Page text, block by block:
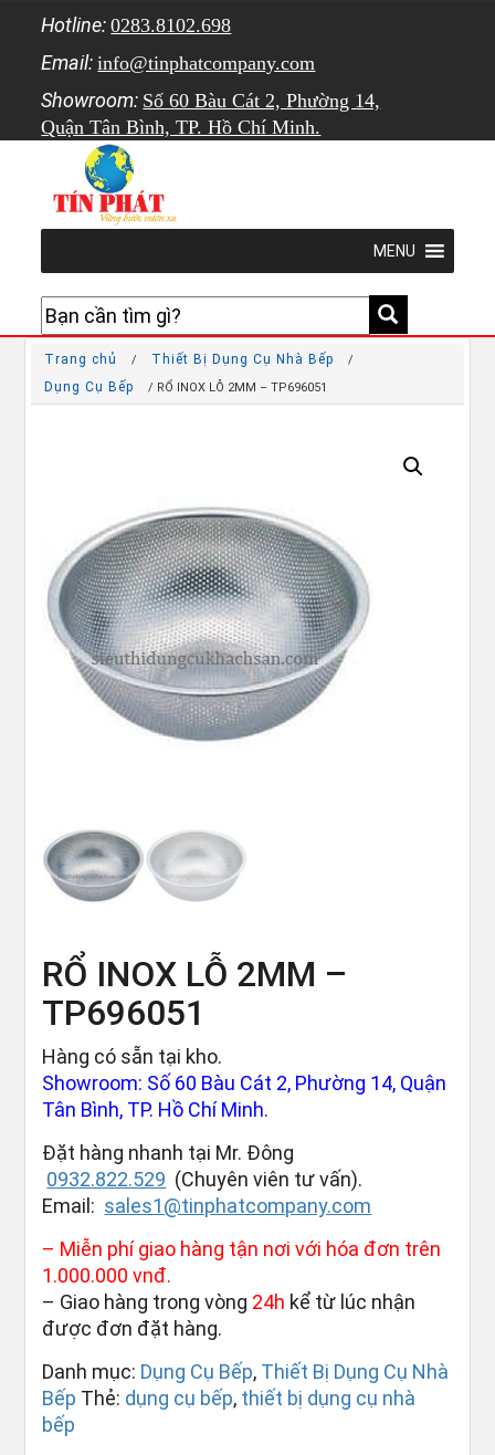
Hotline: 0283.8102.698
Email: info@tinphatcompany.com
Showroom: Số 60 Bàu Cát 2, Phường 14,
Quận Tân Bình, TP. Hồ Chí Minh.
MENU
Trang chủ / Thiết Bị Dụng Cụ Nhà Bếp /
Dụng Cụ Bếp / RỔ INOX LỖ 2MM – TP696051
RỔ INOX LỖ 2MM –
TP696051
Hàng có sẵn tại kho.
Showroom: Số 60 Bàu Cát 2, Phường 14, Quận
Tân Bình, TP. Hồ Chí Minh.
Đặt hàng nhanh tại Mr. Đông
0932.822.529 (Chuyên viên tư vấn).
Email: sales1@tinphatcompany.com
– Miễn phí giao hàng tận nơi với hóa đơn trên
1.000.000 vnđ.
– Giao hàng trong vòng 24h kể từ lúc nhận
được đơn đặt hàng.
Danh mục: Dụng Cụ Bếp, Thiết Bị Dụng Cụ Nhà
Bếp Thẻ: dụng cụ bếp, thiết bị dụng cụ nhà
bếp